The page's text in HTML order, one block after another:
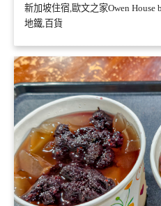
新加坡住宿,歐文之家Owen
地鐵,百貨